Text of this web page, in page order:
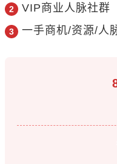
VIP商业人脉社群
一手商机/资源/人